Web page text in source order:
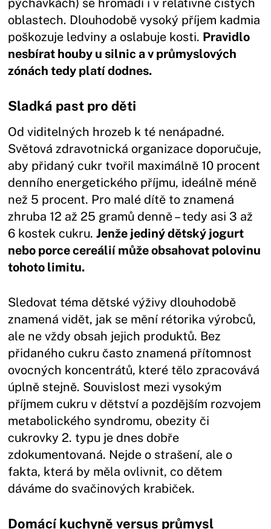
pýchavkách) se hromadí i v relativně čistých
oblastech. Dlouhodobě vysoký příjem kadmia
poškozuje ledviny a oslabuje kosti. Pravidlo
nesbírat houby u silnic a v průmyslových
zónách tedy platí dodnes.
Sladká past pro děti
Od viditelných hrozeb k té nenápadné.
Světová zdravotnická organizace doporučuje,
aby přidaný cukr tvořil maximálně 10 procent
denního energetického příjmu, ideálně méně
než 5 procent. Pro malé dítě to znamená
zhruba 12 až 25 gramů denně – tedy asi 3 až
6 kostek cukru.Jenže jediný dětský jogurt
nebo porce cereálií může obsahovat polovinu
tohoto limitu.
Sledovat téma dětské výživy dlouhodobě
znamená vidět, jak se mění rétorika výrobců,
ale ne vždy obsah jejich produktů. Bez
přidaného cukru často znamená přítomnost
ovocných koncentrátů, které tělo zpracovává
úplně stejně. Souvislost mezi vysokým
příjmem cukru v dětství a pozdějším rozvojem
metabolického syndromu, obezity či
cukrovky 2. typu je dnes dobře
zdokumentovaná. Nejde o strašení, ale o
fakta, která by měla ovlivnit, co dětem
dáváme do svačinových krabiček.
Domácí kuchyně versus průmysl